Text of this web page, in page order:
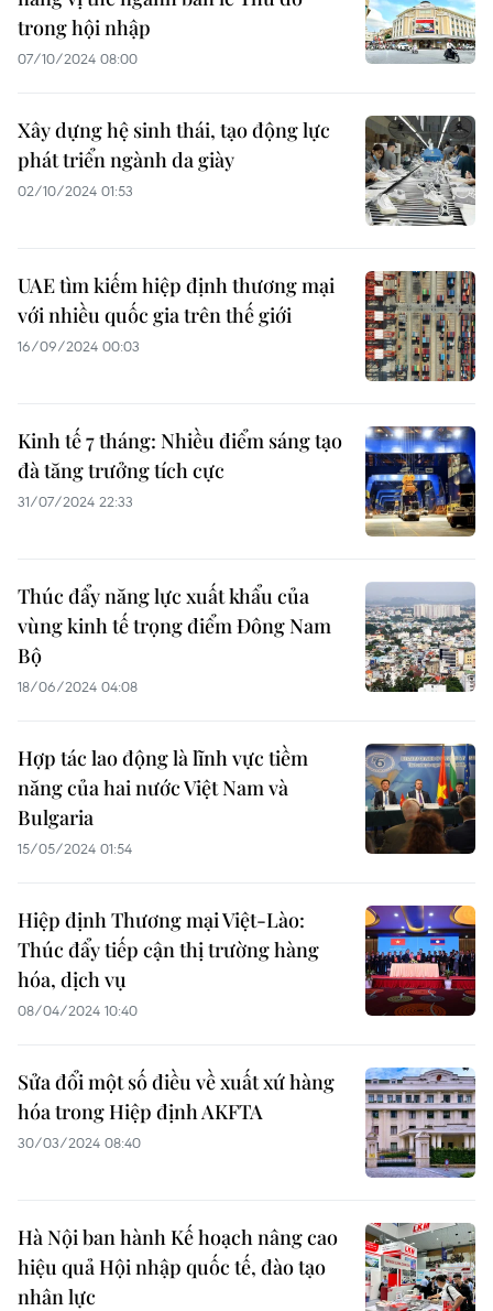
trong hội nhập
07/10/2024 08:00
Xây dựng hệ sinh thái, tạo động lực
phát triển ngành da giày
02/10/2024 01:53
UAE tìm kiếm hiệp định thương mại
với nhiều quốc gia trên thế giới
16/09/2024 00:03
Kinh tế 7 tháng: Nhiều điểm sáng tạo
đà tăng trưởng tích cực
31/07/2024 22:33
Thúc đẩy năng lực xuất khẩu của
vùng kinh tế trọng điểm Đông Nam
Bộ
18/06/2024 04:08
Hợp tác lao động là lĩnh vực tiềm
năng của hai nước Việt Nam và
Bulgaria
15/05/2024 01:54
Hiệp định Thương mại Việt-Lào:
Thúc đẩy tiếp cận thị trường hàng
hóa, dịch vụ
08/04/2024 10:40
Sửa đổi một số điều về xuất xứ hàng
hóa trong Hiệp định AKFTA
30/03/2024 08:40
Hà Nội ban hành Kế hoạch nâng cao
hiệu quả Hội nhập quốc tế, đào tạo
nhân lực